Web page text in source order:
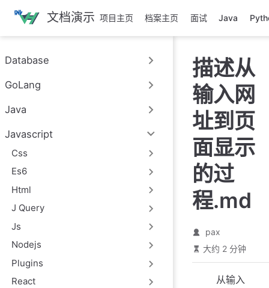
跳
主
內
文档演示 项目主页 档案主页 面试 Java
Database
GoLang
Java
Javascript
Css
Es6
Html
J Query
Js
Nodejs
Plugins
React
描述从
输入网
址到页
面显示
的过
程.md
pax
大约 2 分钟
从输入